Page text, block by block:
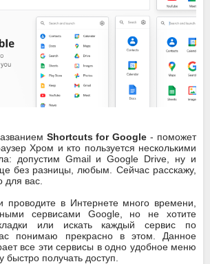
Shortcuts for Google - поможет
Хром и кто пользуется несколькими
допустим Gmail и Google Drive, ну и
без разницы, любым. Сейчас расскажу,
для вас.
проводите в Интернете много времени,
сервисами Google, но не хотите
или искать каждый сервис по
понимаю прекрасно в этом. Данное
все эти сервисы в одно удобное меню
получать доступ.